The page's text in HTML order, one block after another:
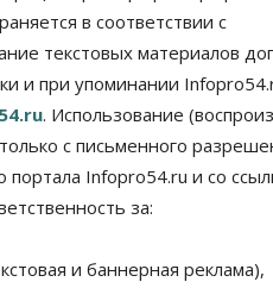
в соответствии с
текстовых материалов
и при упоминании
. Использование
с письменного
Infopro54.ru и со
за:
и баннерная реклама),